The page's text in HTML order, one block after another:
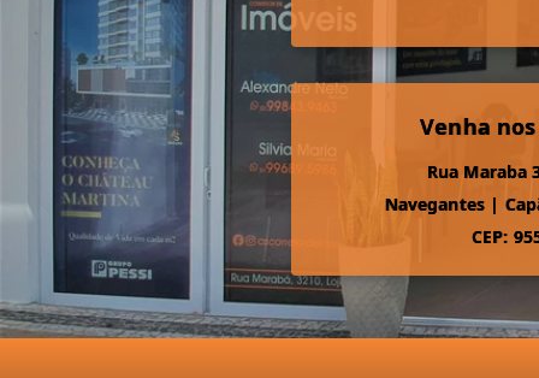
Venha
Rua Maraba
Navegantes |
CEP: